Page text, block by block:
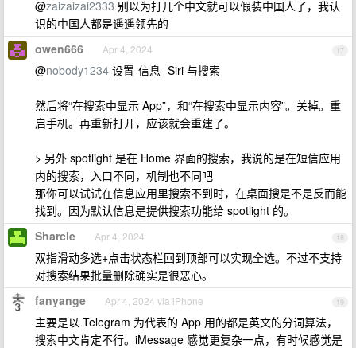
@zaizaizai2333 别以为打几个中文就可以假装中国人了，我认
识的中国人都是遥遥领先的
17
owen666 Apr 4, 2024
@nobody1234 设置-信息- Siri 与搜索
然后将“在搜索中显示 App”，和“在搜索中显示内容”。关掉。重
启手机。再重新打开，应该就会重建了。
> 另外 spotlight 是在 Home 界面的搜索，我说的是在短信应用
内的搜索，入口不同，机制也不同吧
那你可以试试在信息应用里搜索不到时，在桌面搜是不是反而能
找到。因为默认信息是提供搜索功能给 spotlight 的。
18
Sharcle Apr 4, 2024
双指滑动多选+点击状态栏回到顶部可以实现全选。不过不支持
对搜索结果批量删除确实是很恶心。
19
fanyange Apr 4, 2024 via iPhone
主要是以 Telegram 为代表的 App 用的都是英文的分词算法，
搜索中文肯定不行。iMessage 感觉更复杂一点，有时候感觉是